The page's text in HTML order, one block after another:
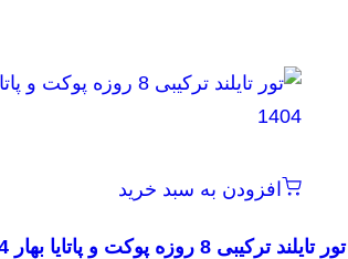
افزودن به سبد خرید
تور تایلند ترکیبی 8 روزه پوکت و پاتایا بهار 1404